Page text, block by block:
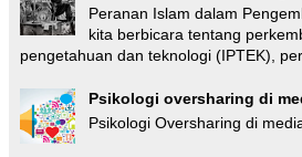
Peranan Islam dalam
kita berbicara tentang
pengetahuan dan teknologi (IPTEK),
Psikologi oversharing di
Psikologi Oversharing di